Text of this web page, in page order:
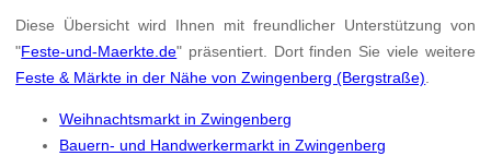
Diese Übersicht wird Ihnen mit freundlicher Unterstützung von
"Feste-und-Maerkte.de" präsentiert. Dort finden Sie viele weitere
Feste & Märkte in der Nähe von Zwingenberg (Bergstraße)
Weihnachtsmarkt in Zwingenberg
Bauern- und Handwerkermarkt in Zwingenberg